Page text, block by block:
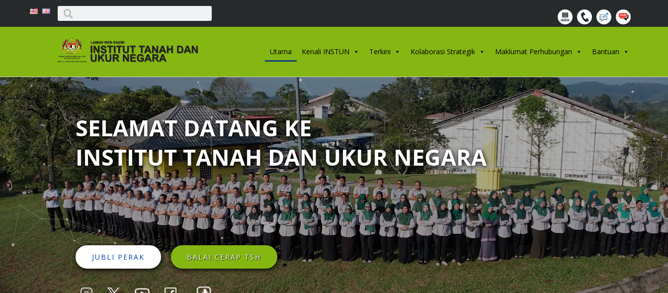
Utama Kenali INSTUN Terkini Kolaborasi Strategik Maklumat Perhubungan Bantuan
SELAMAT DATANG KE
INSTITUT TANAH DAN UKUR NEGARA
JUBLI PERAK BALAI CERAP TSH